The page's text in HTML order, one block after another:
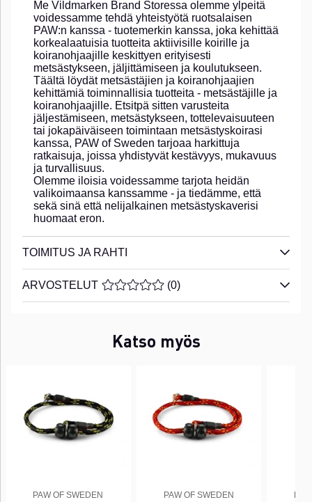
Me Vildmarken Brand Storessa olemme ylpeitä
voidessamme tehdä yhteistyötä ruotsalaisen
PAW:n kanssa - tuotemerkin kanssa, joka kehittää
korkealaatuisia tuotteita aktiivisille koirille ja
koiranohjaajille keskittyen erityisesti
metsästykseen, jäljittämiseen ja koulutukseen.
Täältä löydät metsästäjien ja koiranohjaajien
kehittämiä toiminnallisia tuotteita - metsästäjille ja
koiranohjaajille. Etsitpä sitten varusteita
jäljestämiseen, metsästykseen, tottelevaisuuteen
tai jokapäiväiseen toimintaan metsästyskoirasi
kanssa, PAW of Sweden tarjoaa harkittuja
ratkaisuja, joissa yhdistyvät kestävyys, mukavuus
ja turvallisuus.
Olemme iloisia voidessamme tarjota heidän
valikoimaansa kanssamme - ja tiedämme, että
sekä sinä että nelijalkainen metsästyskaverisi
huomaat eron.
TOIMITUS JA RAHTI
ARVOSTELUT KESKIARVOLUOKITUS 0 / 5
(0)
Katso myös
PAW OF SWEDEN PAW OF SWEDEN